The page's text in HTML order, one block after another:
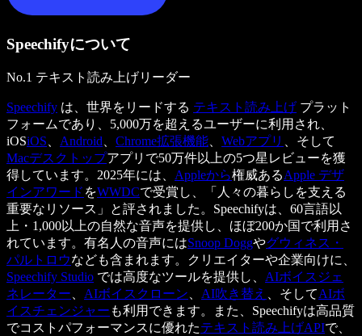
Speechifyについて
No.1 テキスト読み上げリーダー
Speechify は、世界をリードする テキスト読み上げ プラット
フォームであり、5,000万を超えるユーザーに利用され、
iOSiOS Android Chrome拡張機能 Webアプリ
、そして
Macデスクトップアプリで50万件以上の5つ星レビューを獲
得しています。2025年には、 Appleから権威あるApple デザ
インアワード をWWDCで受賞し、「人々の暮らしを支える
重要なリソース」と評されました。Speechifyは、60言語以
上・1,000以上の自然な音声を提供し、ほぼ200か国で利用さ
れています。有名人の音声にはSnoop Doggやグウィネス・
パルトロウなども含まれます。クリエイターや企業向けに、
Speechify Studio では高度なツールを提供し、 AIボイスジェ
ネレーター
AIボイスクローン AI吹き替え 、そしてAIボ
イスチェンジャー も利用できます。また、Speechifyは高品質
でコストパフォーマンスに優れたテキスト読み上げAPIで、